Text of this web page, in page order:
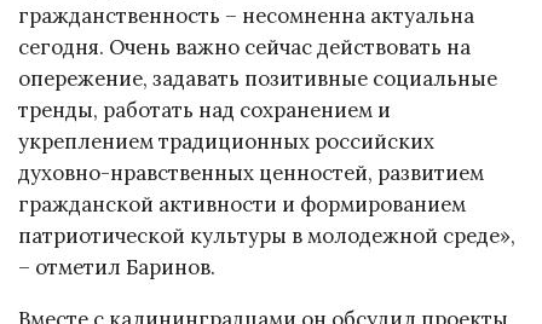
гражданственность – несомненна актуальна
сегодня. Очень важно сейчас действовать на
опережение, задавать позитивные социальные
тренды, работать над сохранением и
укреплением традиционных российских
духовно-нравственных ценностей, развитием
гражданской активности и формированием
патриотической культуры в молодежной среде»,
– отметил Баринов.